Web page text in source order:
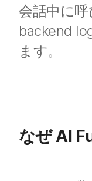
会話中に
backend
ます。
なぜ AI